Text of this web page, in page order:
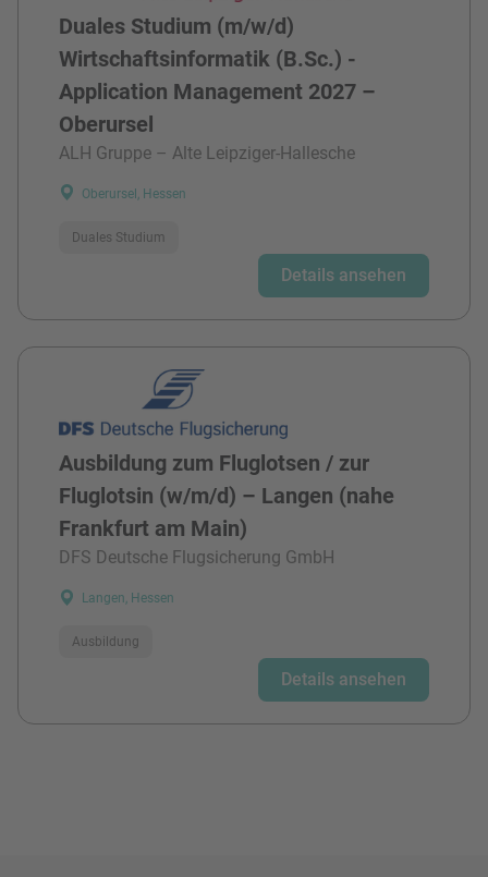
Duales Studium (m/w/d)
Wirtschaftsinformatik (B.Sc.) -
Application Management 2027 –
Oberursel
ALH Gruppe – Alte Leipziger-Hallesche
Oberursel, Hessen
Duales Studium
Details ansehen
Ausbildung zum Fluglotsen / zur
Fluglotsin (w/m/d) – Langen (nahe
Frankfurt am Main)
DFS Deutsche Flugsicherung GmbH
Langen, Hessen
Ausbildung
Details ansehen